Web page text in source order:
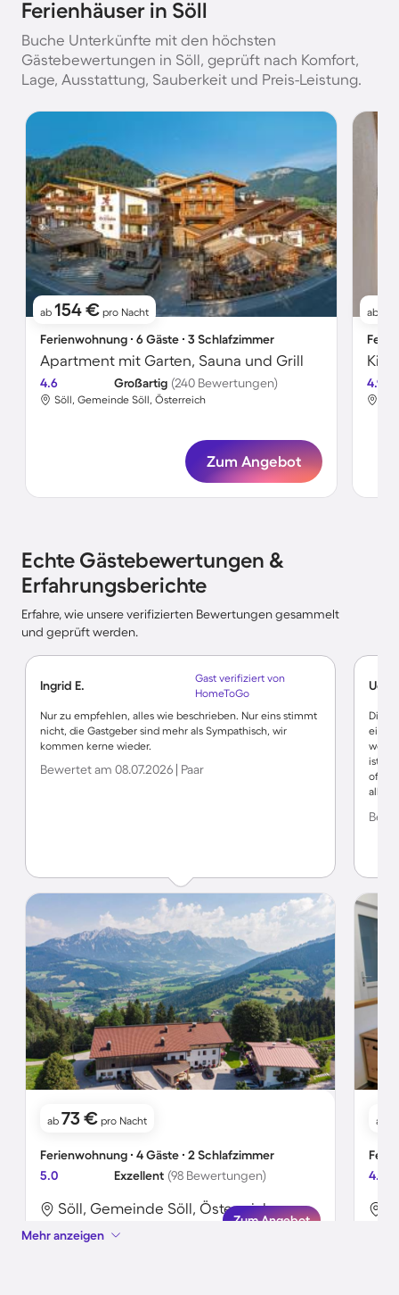
Ferienhäuser in Söll
Buche Unterkünfte mit den höchsten
Gästebewertungen in Söll, geprüft nach Komfort,
Lage, Ausstattung, Sauberkeit und Preis-Leistung.
ab 154 € pro Nacht
Ferienwohnung ∙ 6 Gäste ∙ 3 Schlafzimmer
Apartment mit Garten, Sauna und Grill
4.6 Großartig (240 Bewertungen)
Söll, Gemeinde Söll, Österreich
Zum Angebot
ab
4.9
Echte Gästebewertungen &
Erfahrungsberichte
Erfahre, wie unsere verifizierten Bewertungen gesammelt
und geprüft werden.
Ingrid E.
Gast verifiziert von
HomeToGo
Nur zu empfehlen, alles wie beschrieben. Nur eins stimmt
nicht, die Gastgeber sind mehr als Sympathisch, wir
kommen kerne wieder.
Bewertet am 08.07.2026 | Paar
ab 73 € pro Nacht
Ferienwohnung ∙ 4 Gäste ∙ 2 Schlafzimmer
5.0
Exzellent (98 Bewertungen)
Söll, Gemeinde Söll, Österreich
Zum Angebot
Udo
Die
einer
wo
ist.
allen
ab
4.9
Mehr anzeigen